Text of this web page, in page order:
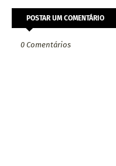
POSTAR UM COMENTÁRIO
0 Comentários